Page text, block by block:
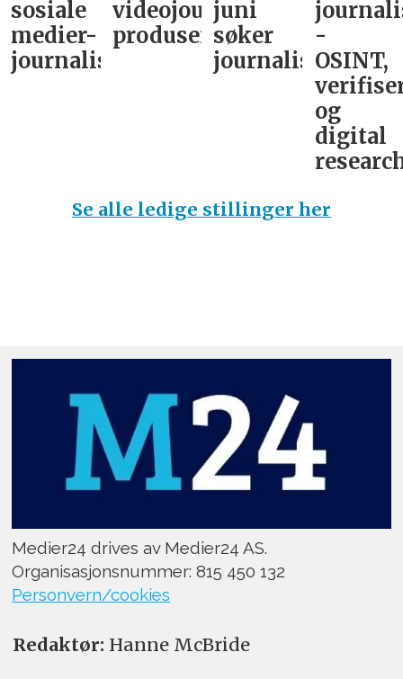
sosiale
medier-
journalist
videojournalist/podkast-
produsent
juni
søker
journalist
-
OSINT,
og
digital
Se alle ledige stillinger her
Medier24 drives av Medier24 AS.
Organisasjonsnummer: 815 450 132
Personvern/cookies
Redaktør: Hanne McBride